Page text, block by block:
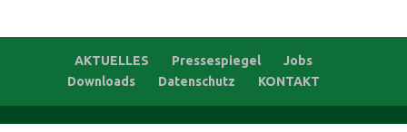
AKTUELLES Pressespiegel
Jobs
Downloads
Datenschutz KONTAKT